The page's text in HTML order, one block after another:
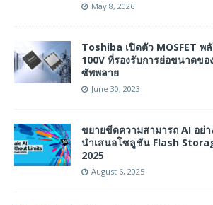
May 8, 2026
Toshiba เปิดตัว MOSFET พ
100V ที่รองรับการย่อขนาดขอ
ซัพพลาย
June 30, 2023
ขยายขีดความสามารถ AI อย่า
นำเสนอโซลูชัน Flash
2025
August 6, 2025